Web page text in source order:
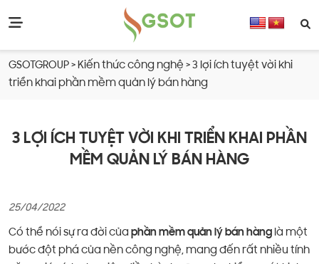
GSOTGROUP > Kiến thức công nghệ > 3 lợi ích tuyệt vời khi
triển khai phần mềm quản lý bán hàng
3 LỢI ÍCH TUYỆT VỜI KHI TRIỂN KHAI PHẦN
MỀM QUẢN LÝ BÁN HÀNG
25/04/2022
Có thể nói sự ra đời của phần mềm quản lý bán hàng là một
bước đột phá của nền công nghệ, mang đến rất nhiều tính